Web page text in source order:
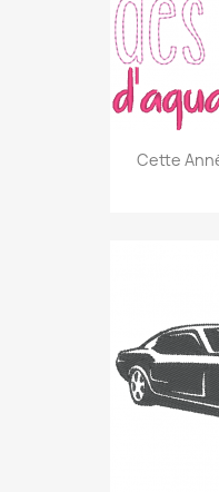
Cette